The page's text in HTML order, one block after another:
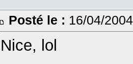
Posté le : 16/04/
Nice, lol